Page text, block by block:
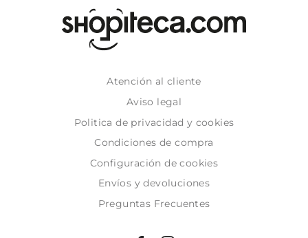
Atención al cliente
Aviso legal
Politica de privacidad y cookies
Condiciones de compra
Configuración de cookies
Envíos y devoluciones
Preguntas Frecuentes